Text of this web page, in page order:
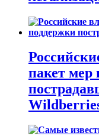
пакет мер